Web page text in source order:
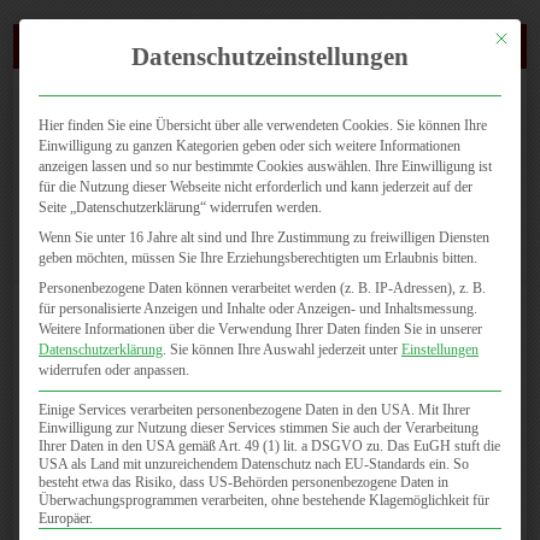
(0721) 4647 810
Seite wählen
13. Oktober ist Welt Thrombose Tag !
Risiko Thrombose – es gibt eine Lösung !
Der Welt Thrombose Tag ist am 13.Oktober am Tag des
Mit
Datenschutzeinstellungen
Hier finden Sie eine Übersicht über alle verwendeten Cookies. Sie können Ihre
Einwilligung zu ganzen Kategorien geben oder sich weitere Informationen
anzeigen lassen und so nur bestimmte Cookies auswählen. Ihre Einwilligung ist
für die Nutzung dieser Webseite nicht erforderlich und kann jederzeit auf der
Seite „Datenschutzerklärung“ widerrufen werden.
Wenn Sie unter 16 Jahre alt sind und Ihre Zustimmung zu freiwilligen Diensten
geben möchten, müssen Sie Ihre Erziehungsberechtigten um Erlaubnis bitten.
Personenbezogene Daten können verarbeitet werden (z. B. IP-Adressen), z. B.
für personalisierte Anzeigen und Inhalte oder Anzeigen- und Inhaltsmessung.
Weitere Informationen über die Verwendung Ihrer Daten finden Sie in unserer
Datenschutzerklärung. Sie können Ihre Auswahl jederzeit unter Einstellungen
widerrufen oder anpassen.
Einige Services verarbeiten personenbezogene Daten in den USA. Mit Ihrer
Einwilligung zur Nutzung dieser Services stimmen Sie auch der Verarbeitung
Ihrer Daten in den USA gemäß Art. 49 (1) lit. a DSGVO zu. Das EuGH stuft die
USA als Land mit unzureichendem Datenschutz nach EU-Standards ein. So
besteht etwa das Risiko, dass US-Behörden personenbezogene Daten in
Überwachungsprogrammen verarbeiten, ohne bestehende Klagemöglichkeit für
Europäer.